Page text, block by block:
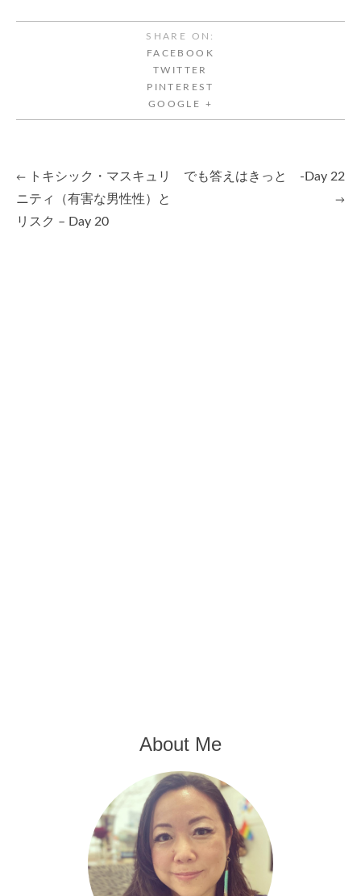
SHARE ON:
FACEBOOK
TWITTER
PINTEREST
GOOGLE +
Post
←
トキシック・マスキュリ
ニティ（有害な男性性）と
リスク – Day 20
でも答えはきっと -Day 22
→
About Me